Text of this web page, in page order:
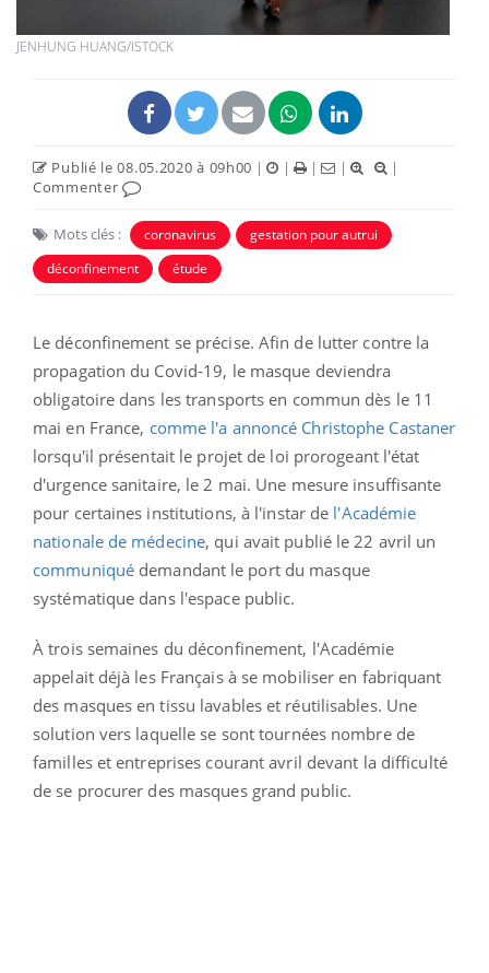
JENHUNG HUANG/ISTOCK
Publié le 08.05.2020 à 09h00 | | | |
|
Commenter
Mots clés : coronavirus
gestation pour autrui
déconfinement
étude
Le déconfinement se précise. Afin de lutter contre la
propagation du Covid-19, le masque deviendra
obligatoire dans les transports en commun dès le 11
mai en France, comme l'a annoncé Christophe Castaner
lorsqu'il présentait le projet de loi prorogeant l'état
d'urgence sanitaire, le 2 mai. Une mesure insuffisante
pour certaines institutions, à l'instar de l'Académie
nationale de médecine, qui avait publié le 22 avril un
communiqué demandant le port du masque
systématique dans l'espace public.
À trois semaines du déconfinement, l'Académie
appelait déjà les Français à se mobiliser en fabriquant
des masques en tissu lavables et réutilisables. Une
solution vers laquelle se sont tournées nombre de
familles et entreprises courant avril devant la difficulté
de se procurer des masques grand public.